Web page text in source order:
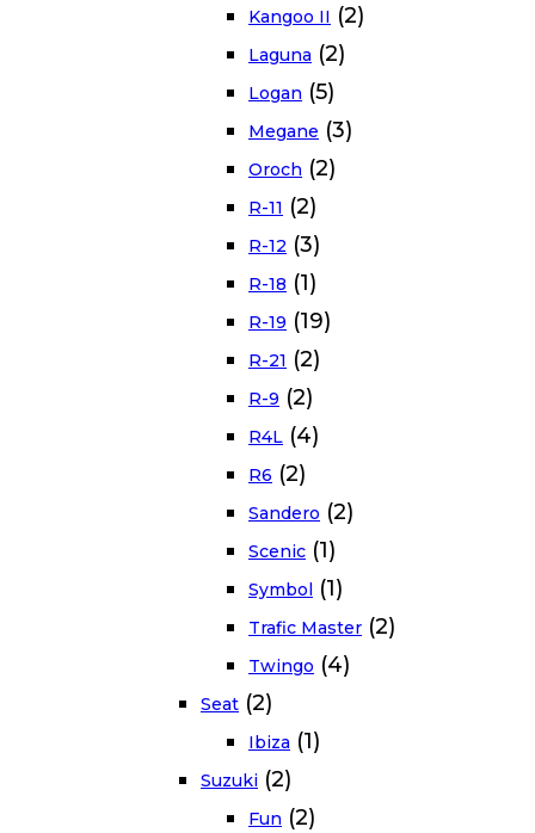
Kangoo II (2)
Laguna (2)
Logan (5)
Megane (3)
Oroch (2)
R-11 (2)
R-12 (3)
R-18 (1)
R-19 (19)
R-21 (2)
R-9 (2)
R4L (4)
R6 (2)
Sandero (2)
Scenic (1)
Symbol (1)
Trafic Master (2)
Twingo (4)
Seat (2)
Ibiza (1)
Suzuki (2)
Fun (2)